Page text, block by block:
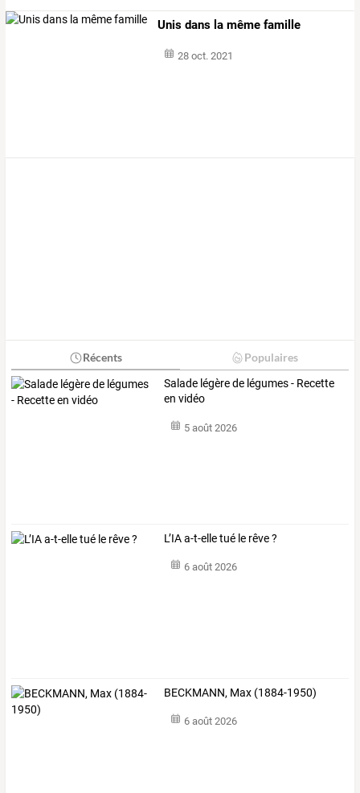
Unis dans la même famille
28 oct. 2021
Récents Populaires
Salade légère de légumes - Recette
en vidéo
5 août 2026
L’IA a-t-elle tué le rêve ?
6 août 2026
BECKMANN, Max (1884-1950)
6 août 2026